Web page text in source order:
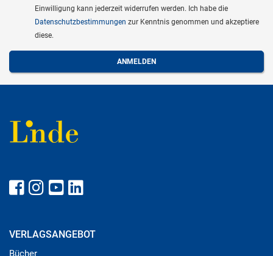
Einwilligung kann jederzeit widerrufen werden. Ich habe die
Datenschutzbestimmungen zur Kenntnis genommen und akzeptiere
diese.
VERLAGSANGEBOT
Bücher